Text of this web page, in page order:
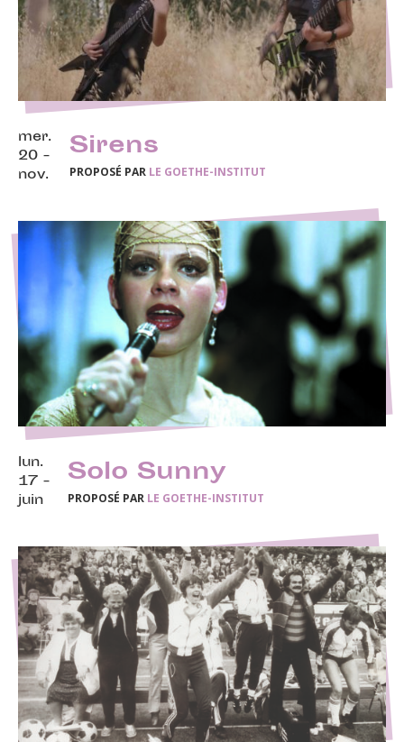
mer.
20 -
nov.
Sirens
PROPOSÉ PAR LE GOETHE-INSTITUT
lun.
17 -
juin
Solo Sunny
PROPOSÉ PAR LE GOETHE-INSTITUT